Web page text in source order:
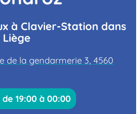
à Clavier-Station dans
de la gendarmerie 3, 4560
19:00 à 00:00